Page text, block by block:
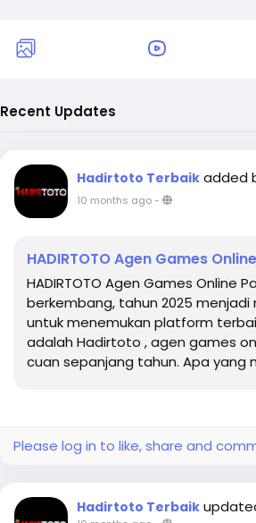
Recent Updates
Hadirtoto Terbaik added
10 months ago-
HADIRTOTO Agen Games
HADIRTOTO Agen Games Online
berkembang, tahun 2025
untuk menemukan platform
adalah Hadirtoto , agen games
cuan sepanjang tahun. Apa yang
Please log in to like, share and
Hadirtoto Terbaik